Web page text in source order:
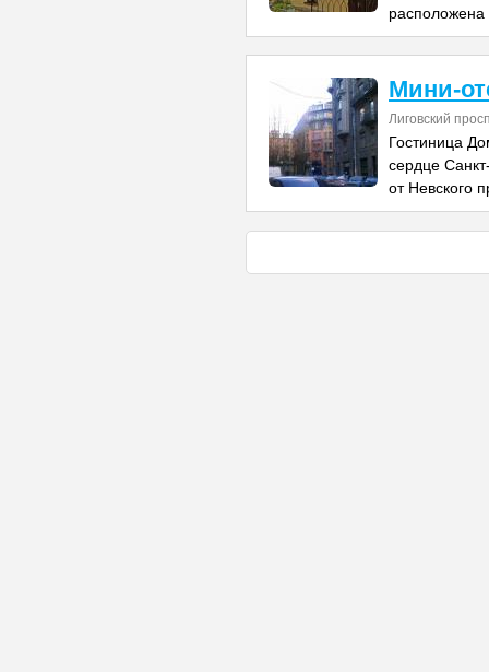
расположена
Мини-
Лиговский
Гостиница
сердце
от Невского